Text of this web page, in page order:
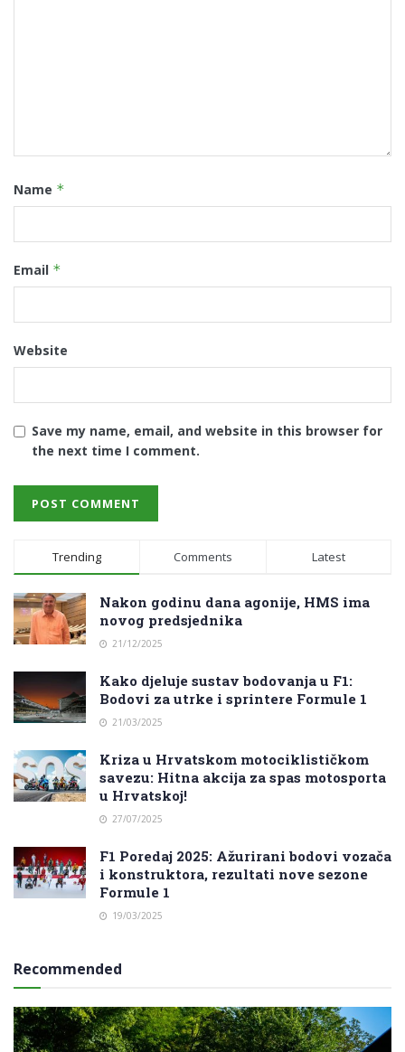
Name *
Email *
Website
Save my name, email, and website in this browser for
the next time I comment.
Trending Comments Latest
Nakon godinu dana agonije, HMS ima
novog predsjednika
21/12/2025
Kako djeluje sustav bodovanja u F1:
Bodovi za utrke i sprintere Formule 1
21/03/2025
Kriza u Hrvatskom motociklističkom
savezu: Hitna akcija za spas motosporta
u Hrvatskoj!
27/07/2025
F1 Poredaj 2025: Ažurirani bodovi vozača
i konstruktora, rezultati nove sezone
Formule 1
19/03/2025
Recommended